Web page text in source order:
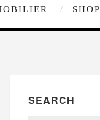
SHOP
SEARCH